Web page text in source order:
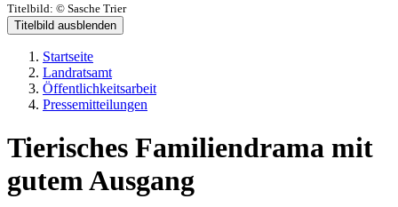
Titelbild: © Sasche Trier
Titelbild ausblenden
Startseite
Landratsamt
Öffentlichkeitsarbeit
Pressemitteilungen
Tierisches Familiendrama mit
gutem Ausgang